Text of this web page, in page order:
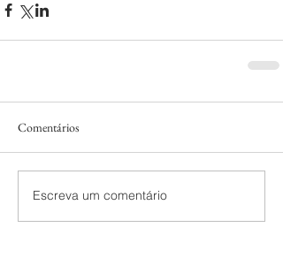
Comentários
Escreva um comentário